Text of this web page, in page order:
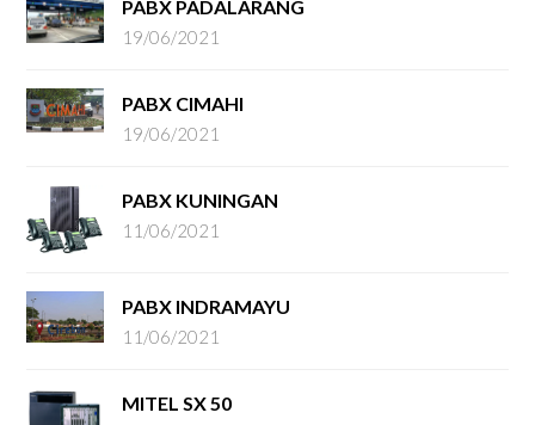
PABX PADALARANG
19/06/2021
PABX CIMAHI
19/06/2021
PABX KUNINGAN
11/06/2021
PABX INDRAMAYU
11/06/2021
MITEL SX 50